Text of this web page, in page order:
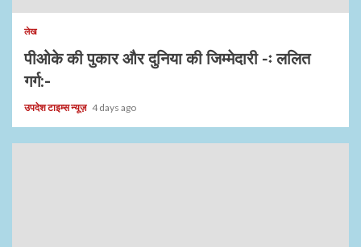
लेख
पीओके की पुकार और दुनिया की जिम्मेदारी -ः ललित
गर्ग:-
उपदेश टाइम्स न्यूज़ 4 days ago